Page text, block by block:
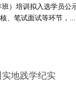
）培训拟入选学员公
、笔试面试等环节，...
地践学纪实